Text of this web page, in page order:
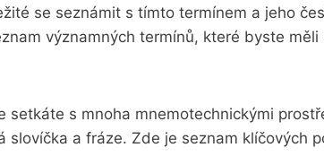
se seznámit s tímto termínem a jeho
významných termínů, které byste
setkáte s mnoha mnemotechnickými
slovíčka a fráze. Zde je seznam klíčových